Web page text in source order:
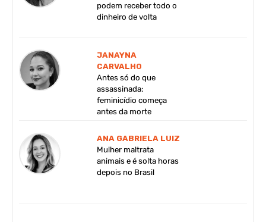
podem receber todo o
dinheiro de volta
JANAYNA
CARVALHO
Antes só do que
assassinada:
feminicídio começa
antes da morte
ANA GABRIELA LUIZ
Mulher maltrata
animais e é solta horas
depois no Brasil